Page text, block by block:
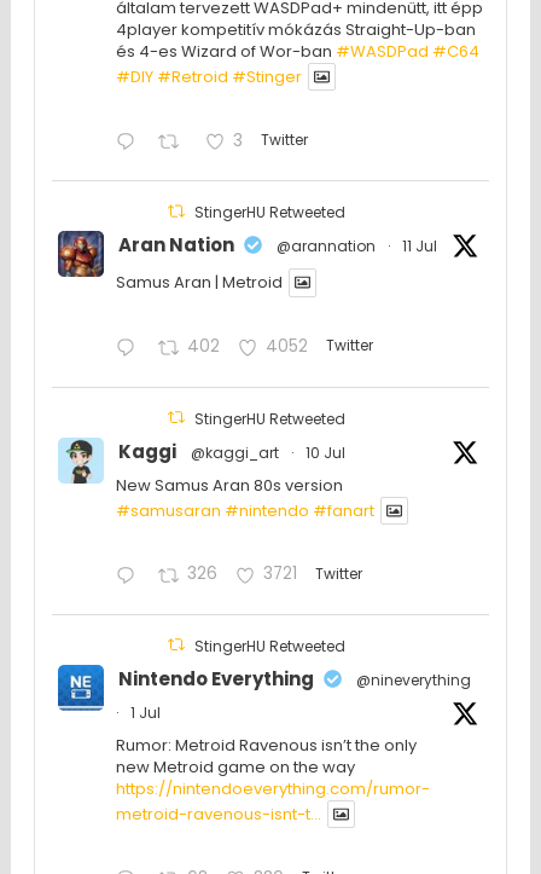
általam tervezett WASDPad+ mindenütt, itt épp
4player kompetitív mókázás Straight-Up-ban
és 4-es Wizard of Wor-ban #WASDPad #C64
#DIY #Retroid #Stinger
3 Twitter
StingerHU Retweeted
Aran Nation @arannation · 11 Jul
Samus Aran | Metroid
402 4052 Twitter
StingerHU Retweeted
Kaggi @kaggi_art · 10 Jul
New Samus Aran 80s version
#samusaran #nintendo #fanartㅤㅤㅤㅤ
326 3721 Twitter
StingerHU Retweeted
Nintendo Everything
@nineverything
·
1 Jul
Rumor: Metroid Ravenous isn’t the only
new Metroid game on the way
https://nintendoeverything.com/rumor-
metroid-ravenous-isnt-t...